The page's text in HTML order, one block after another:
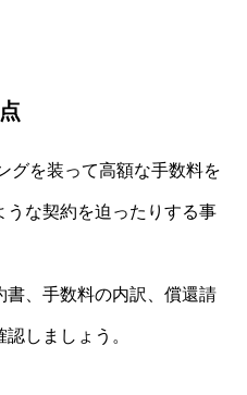
グを装って高額な手数料を
な契約を迫ったりする事
、手数料の内訳、償還請
しましょう。